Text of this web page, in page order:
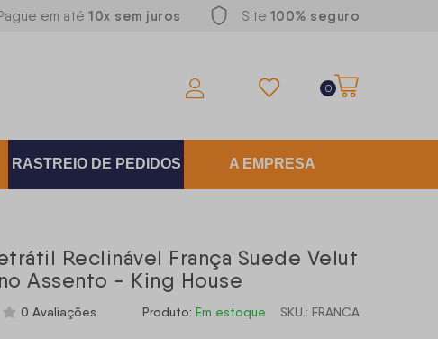
em até 10x sem juros Site 100% seguro
0
RASTREIO DE PEDIDOS A EMPRESA
Reclinável França Suede Velut
Assento - King House
0 Avaliações Produto: Em estoque SKU.: FRANCA